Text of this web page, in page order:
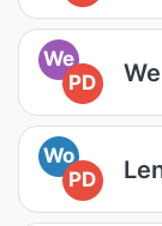
We
PD
Wo
PD